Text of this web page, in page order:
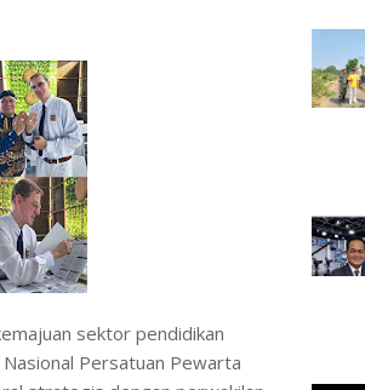
sektor pendidikan
Persatuan Pewarta